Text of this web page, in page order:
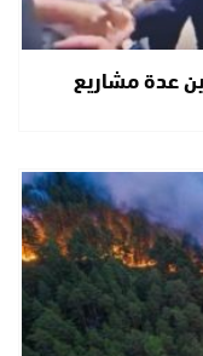
عدة مشاريع